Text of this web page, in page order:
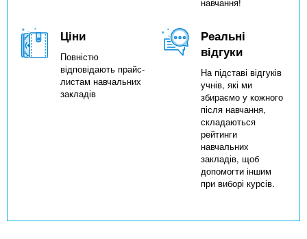
Ціни
Повністю
відповідають прайс-
листам навчальних
закладів
Реальні
відгуки
На підставі відгуків
учнів, які ми
збираємо у кожного
після навчання,
складаються
рейтинги
навчальних
закладів, щоб
допомогти іншим
при виборі курсів.